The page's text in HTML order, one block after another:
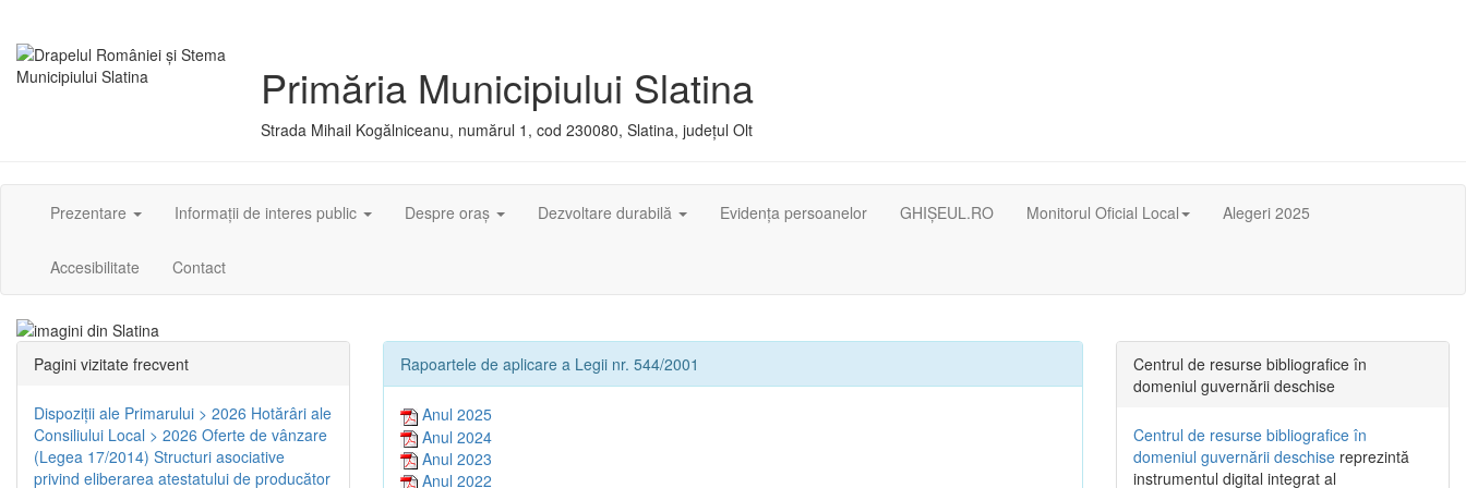
Primăria Municipiului Slatina
Strada Mihail Kogălniceanu, numărul 1, cod 230080, Slatina, județul Olt
Prezentare Informații de interes public Despre oraș Dezvoltare durabilă Evidența persoanelor GHIȘEUL.RO Monitorul Oficial Local Alegeri 2025
Accesibilitate Contact
Rapoartele de aplicare a Legii nr. 544/2001
Anul 2025
Anul 2024
Anul 2023
Anul 2022
Pagini vizitate frecvent
Dispoziţii ale Primarului > 2026 Hotărâri ale
Consiliului Local > 2026 Oferte de vânzare
(Legea 17/2014) Structuri asociative
privind eliberarea atestatului de producător
Centrul de resurse bibliografice în
domeniul guvernării deschise
Centrul de resurse bibliografice în
domeniul guvernării deschise reprezintă
instrumentul digital integrat al